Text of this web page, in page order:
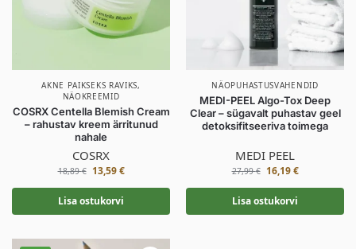
AKNE PAIKSEKS RAVIKS,
NÄOKREEMID
COSRX Centella Blemish Cream
– rahustav kreem ärritunud
nahale
COSRX
18,89€ 13,59€
Lisa ostukorvi
NÄOPUHASTUSVAHENDID
MEDI-PEEL Algo-Tox Deep
Clear – sügavalt puhastav geel
detoksifitseeriva toimega
MEDI PEEL
27,99€ 16,19€
Lisa ostukorvi